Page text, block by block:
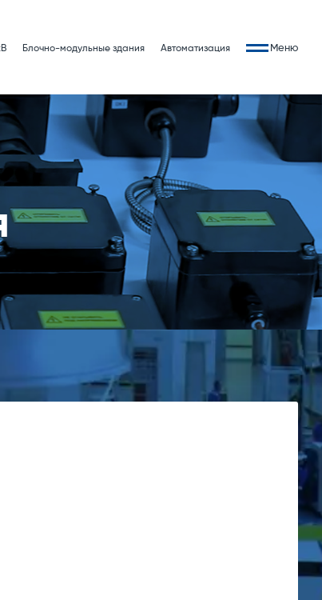
Блочно-модульные здания Автоматизация Меню